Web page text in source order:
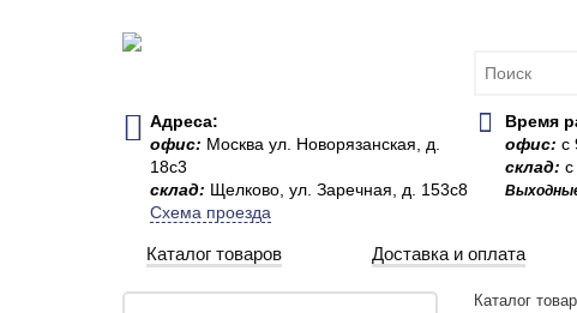
Адреса:
офис: Москва ул. Новорязанская, д.
18с3
склад: Щелково, ул. Заречная, д. 153с8
Схема проезда
Время
офис:с
склад:
Каталог товаров Доставка и оплата
Каталог